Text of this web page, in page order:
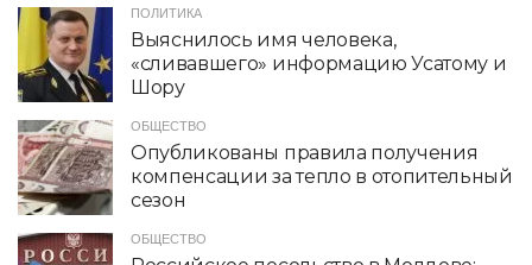
ПОЛИТИКА
Выяснилось имя человека,
«сливавшего» информацию Усатому и
Шору
ОБЩЕСТВО
Опубликованы правила получения
компенсации за тепло в отопительный
сезон
ОБЩЕСТВО